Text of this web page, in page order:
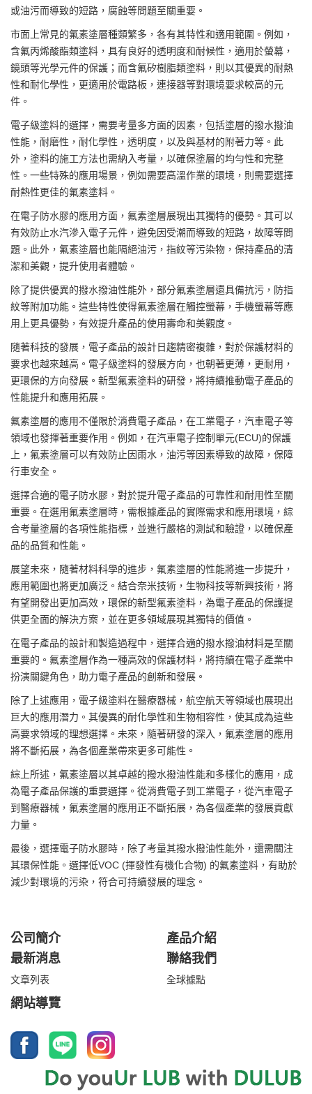
或油污而導致的短路，腐蝕等問題至關重要。
市面上常見的氟素塗層種類繁多，各有其特性和適用範圍。例如，
含氟丙烯酸酯類塗料，具有良好的透明度和耐候性，適用於螢幕，
鏡頭等光學元件的保護；而含氟矽樹脂類塗料，則以其優異的耐熱
性和耐化學性，更適用於電路板，連接器等對環境要求較高的元
件。
電子級塗料的選擇，需要考量多方面的因素，包括塗層的撥水撥油
性能，耐磨性，耐化學性，透明度，以及與基材的附著力等。此
外，塗料的施工方法也需納入考量，以確保塗層的均勻性和完整
性。一些特殊的應用場景，例如需要高溫作業的環境，則需要選擇
耐熱性更佳的氟素塗料。
在電子防水膠的應用方面，氟素塗層展現出其獨特的優勢。其可以
有效防止水汽滲入電子元件，避免因受潮而導致的短路，故障等問
題。此外，氟素塗層也能隔絕油污，指紋等污染物，保持產品的清
潔和美觀，提升使用者體驗。
除了提供優異的撥水撥油性能外，部分氟素塗層還具備抗污，防指
紋等附加功能。這些特性使得氟素塗層在觸控螢幕，手機螢幕等應
用上更具優勢，有效提升產品的使用壽命和美觀度。
隨著科技的發展，電子產品的設計日趨精密複雜，對於保護材料的
要求也越來越高。電子級塗料的發展方向，也朝著更薄，更耐用，
更環保的方向發展。新型氟素塗料的研發，將持續推動電子產品的
性能提升和應用拓展。
氟素塗層的應用不僅限於消費電子產品，在工業電子，汽車電子等
領域也發揮著重要作用。例如，在汽車電子控制單元(ECU)的保護
上，氟素塗層可以有效防止因雨水，油污等因素導致的故障，保障
行車安全。
選擇合適的電子防水膠，對於提升電子產品的可靠性和耐用性至關
重要。在選用氟素塗層時，需根據產品的實際需求和應用環境，綜
合考量塗層的各項性能指標，並進行嚴格的測試和驗證，以確保產
品的品質和性能。
展望未來，隨著材料科學的進步，氟素塗層的性能將進一步提升，
應用範圍也將更加廣泛。結合奈米技術，生物科技等新興技術，將
有望開發出更加高效，環保的新型氟素塗料，為電子產品的保護提
供更全面的解決方案，並在更多領域展現其獨特的價值。
在電子產品的設計和製造過程中，選擇合適的撥水撥油材料是至關
重要的。氟素塗層作為一種高效的保護材料，將持續在電子產業中
扮演關鍵角色，助力電子產品的創新和發展。
除了上述應用，電子級塗料在醫療器械，航空航天等領域也展現出
巨大的應用潛力。其優異的耐化學性和生物相容性，使其成為這些
高要求領域的理想選擇。未來，隨著研發的深入，氟素塗層的應用
將不斷拓展，為各個產業帶來更多可能性。
綜上所述，氟素塗層以其卓越的撥水撥油性能和多樣化的應用，成
為電子產品保護的重要選擇。從消費電子到工業電子，從汽車電子
到醫療器械，氟素塗層的應用正不斷拓展，為各個產業的發展貢獻
力量。
最後，選擇電子防水膠時，除了考量其撥水撥油性能外，還需關注
其環保性能。選擇低VOC (揮發性有機化合物) 的氟素塗料，有助於
減少對環境的污染，符合可持續發展的理念。
公司簡介
產品介紹
最新消息
文章列表
聯絡我們
全球據點
網站導覽